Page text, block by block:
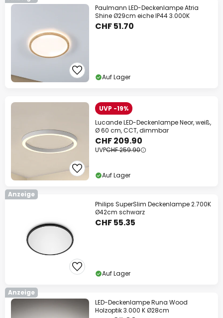
Paulmann LED-Deckenlampe Atria
Shine Ø29cm eiche IP44 3.000K
CHF 51.70
Auf Lager
UVP -19%
Lucande LED-Deckenlampe Neor, weiß,
Ø 60 cm, CCT, dimmbar
CHF 209.90
UVPCHF 259.90
Auf Lager
Anzeige
Philips SuperSlim Deckenlampe 2.700K
Ø42cm schwarz
CHF 55.35
Auf Lager
Anzeige
LED-Deckenlampe Runa Wood
Holzoptik 3.000 K Ø28cm